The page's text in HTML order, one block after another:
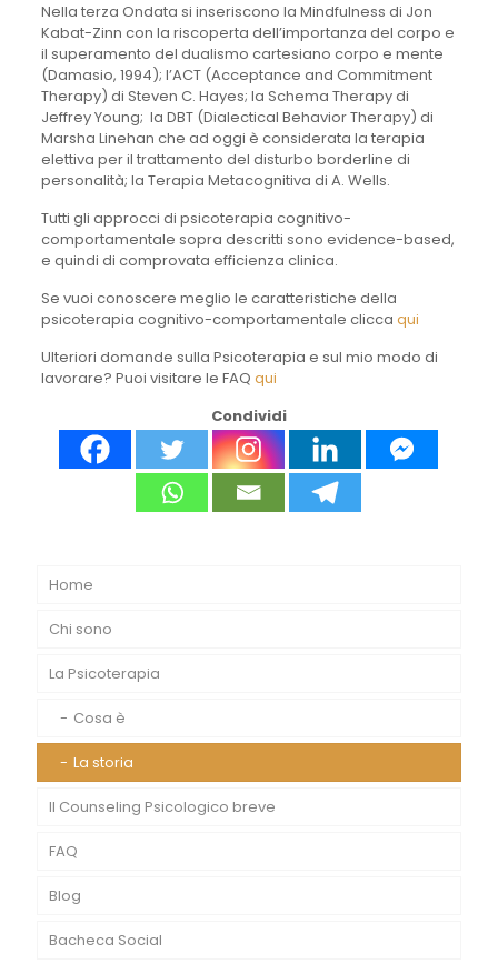
Nella terza Ondata si inseriscono la Mindfulness di Jon
Kabat-Zinn con la riscoperta dell’importanza del corpo e
il superamento del dualismo cartesiano corpo e mente
(Damasio, 1994); l’ACT (Acceptance and Commitment
Therapy) di Steven C. Hayes; la Schema Therapy di
Jeffrey Young; la DBT (Dialectical Behavior Therapy) di
Marsha Linehan che ad oggi è considerata la terapia
elettiva per il trattamento del disturbo borderline di
personalità; la Terapia Metacognitiva di A. Wells.
Tutti gli approcci di psicoterapia cognitivo-
comportamentale sopra descritti sono evidence-based,
e quindi di comprovata efficienza clinica.
Se vuoi conoscere meglio le caratteristiche della
psicoterapia cognitivo-comportamentale clicca qui
Ulteriori domande sulla Psicoterapia e sul mio modo di
lavorare? Puoi visitare le FAQ qui
Condividi
Home
Chi sono
La Psicoterapia
Cosa è
La storia
Il Counseling Psicologico breve
FAQ
Blog
Bacheca Social